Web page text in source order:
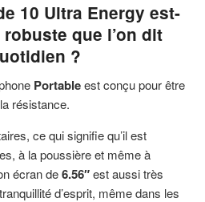
10 Ultra Energy est-
que l’on dit
?
Portableest conçu pour être
résistance.
ce qui signifie qu’il est
à la poussière et même à
écran de6.56″est aussi très
d’esprit, même dans les